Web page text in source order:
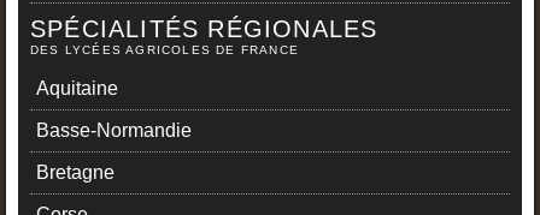
SPÉCIALITÉS RÉGIONALES
DES LYCÉES AGRICOLES DE FRANCE
Aquitaine
Basse-Normandie
Bretagne